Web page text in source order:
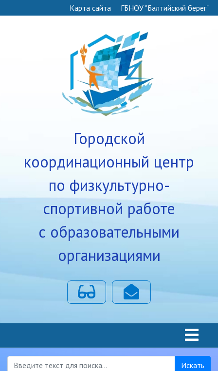
Карта сайта ГБНОУ "Балтийский берег"
Городской
координационный центр
по физкультурно-
спортивной работе
с образовательными
организациями
Для слабовидящих Почта
Искать